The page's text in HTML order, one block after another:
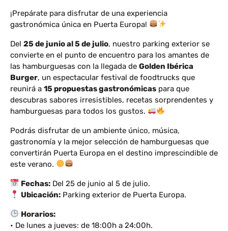
¡Prepárate para disfrutar de una experiencia
gastronómica única en Puerta Europa!
Del 25 de junio al 5 de julio, nuestro parking exterior se
convierte en el punto de encuentro para los amantes de
las hamburguesas con la llegada de Golden Ibérica
Burger, un espectacular festival de foodtrucks que
reunirá a 15 propuestas gastronómicas para que
descubras sabores irresistibles, recetas sorprendentes y
hamburguesas para todos los gustos.
Podrás disfrutar de un ambiente único, música,
gastronomía y la mejor selección de hamburguesas que
convertirán Puerta Europa en el destino imprescindible de
este verano.
Fechas: Del 25 de junio al 5 de julio.
Ubicación: Parking exterior de Puerta Europa.
Horarios:
• De lunes a jueves: de 18:00h a 24:00h.